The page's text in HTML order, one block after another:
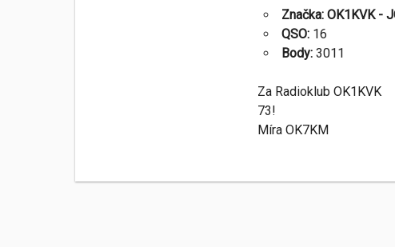
Značka: OK1KVK -
QSO:16
Body:3011
Za Radioklub OK1KVK
73!
Míra OK7KM